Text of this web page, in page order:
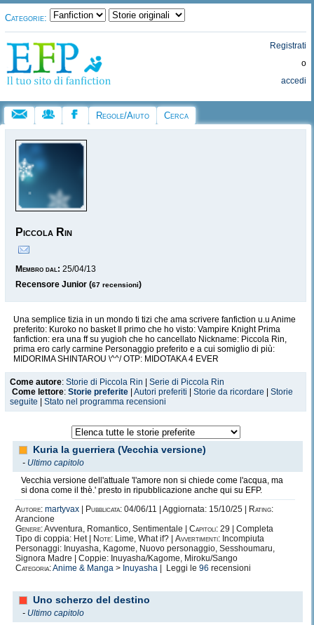
Categorie:
Registrati
o
accedi
Regole/Aiuto Cerca
Piccola Rin
Membro dal: 25/04/13
Recensore Junior (67 recensioni)
Una semplice tizia in un mondo ti tizi che ama scrivere fanfiction u.u Anime
preferito: Kuroko no basket Il primo che ho visto: Vampire Knight Prima
fanfiction: era una ff su yugioh che ho cancellato Nickname: Piccola Rin,
prima ero carly carmine Personaggio preferito e a cui somiglio di più:
MIDORIMA SHINTAROU \^^/ OTP: MIDOTAKA 4 EVER
Come autore: Storie di Piccola Rin
Serie di Piccola Rin
Come lettore: Storie preferite Autori preferiti Storie da ricordare
Storie
seguite
Stato nel programma recensioni
Kuria la guerriera (Vecchia versione)
- Ultimo capitolo
Vecchia versione dell'attuale 'l'amore non si chiede come l'acqua, ma
si dona come il thè.' presto in ripubblicazione anche qui su EFP.
Autore: martyvax Pubblicata: 04/06/11 | Aggiornata: 15/10/25 |
Rating:
Arancione
Genere:Avventura, Romantico, Sentimentale | Capitoli: 29 | Completa
Tipo di coppia: Het |
Note: Lime, What if? | Avvertimenti: Incompiuta
Personaggi: Inuyasha, Kagome, Nuovo personaggio, Sesshoumaru,
Signora Madre | Coppie: Inuyasha/Kagome, Miroku/Sango
Categoria:Anime & Manga > Inuyasha | Leggi le 96 recensioni
Uno scherzo del destino
- Ultimo capitolo